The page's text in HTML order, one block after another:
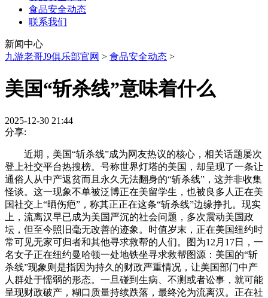
食品安全动态
联系我们
新闻中心
九游老哥J9俱乐部官网 > 食品安全动态 >
美国“斩杀线”意味着什么
2025-12-30 21:44
分享:
近期，美国“斩杀线”成为网友热议的核心，相关话题屡次
登上社交平台热搜榜。号称世界灯塔的美国，却呈现了一条让
通俗人从中产返贫而且永久无法翻身的“斩杀线”，这并非收集
怪谈。这一现象不单被泛博正在美留学生，也被良多人正在美
国社交上“晒伤疤”，称其正正在这条“斩杀线”边缘挣扎。现实
上，流离汉早已成为美国严沉的社会问题，多次震动美国政
坛，但至今照旧毫无改善的迹象。时值岁末，正在美国纽约时
常可见无家可归者和其他寻求救帮的人们。图为12月17日，一
名女子正在纽约曼哈顿一处地铁坐寻求救帮图源：美国的“斩
杀线”现象则是指因为持久的财政严重情况，让美国部门中产
人群处于懦弱的形态。一旦碰到生病、不测或者讼事，就可能
呈现财政破产，糊口质量持续跌落，最终沦为流离汉。正在社